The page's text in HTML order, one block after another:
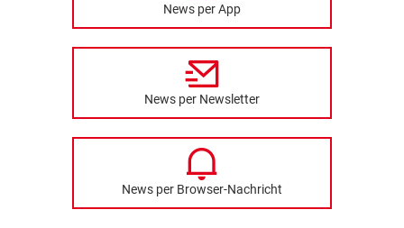
News per App
News per Newsletter
News per Browser-Nachricht